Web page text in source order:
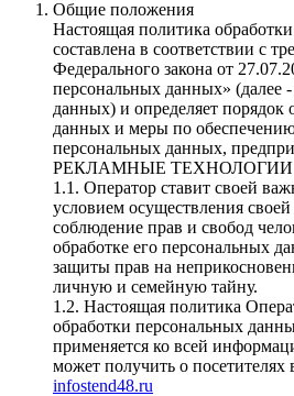
Общие положения
Настоящая политика
составлена в соответствии с
Федерального закона от
персональных данных» (далее
данных) и определяет порядок
данных и меры по обеспечению
персональных данных,
РЕКЛАМНЫЕ ТЕХНОЛОГИИ
1.1. Оператор ставит своей
условием осуществления своей
соблюдение прав и свобод
обработке его персональных
защиты прав на
личную и семейную тайну.
1.2. Настоящая политика
обработки персональных
применяется ко всей
может получить о посетителях
infostend48.ru